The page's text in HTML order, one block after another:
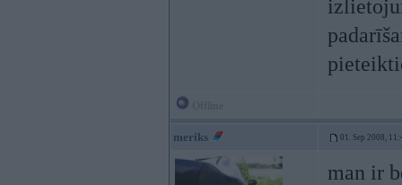
meriks 01. Sep 2008,
man ir